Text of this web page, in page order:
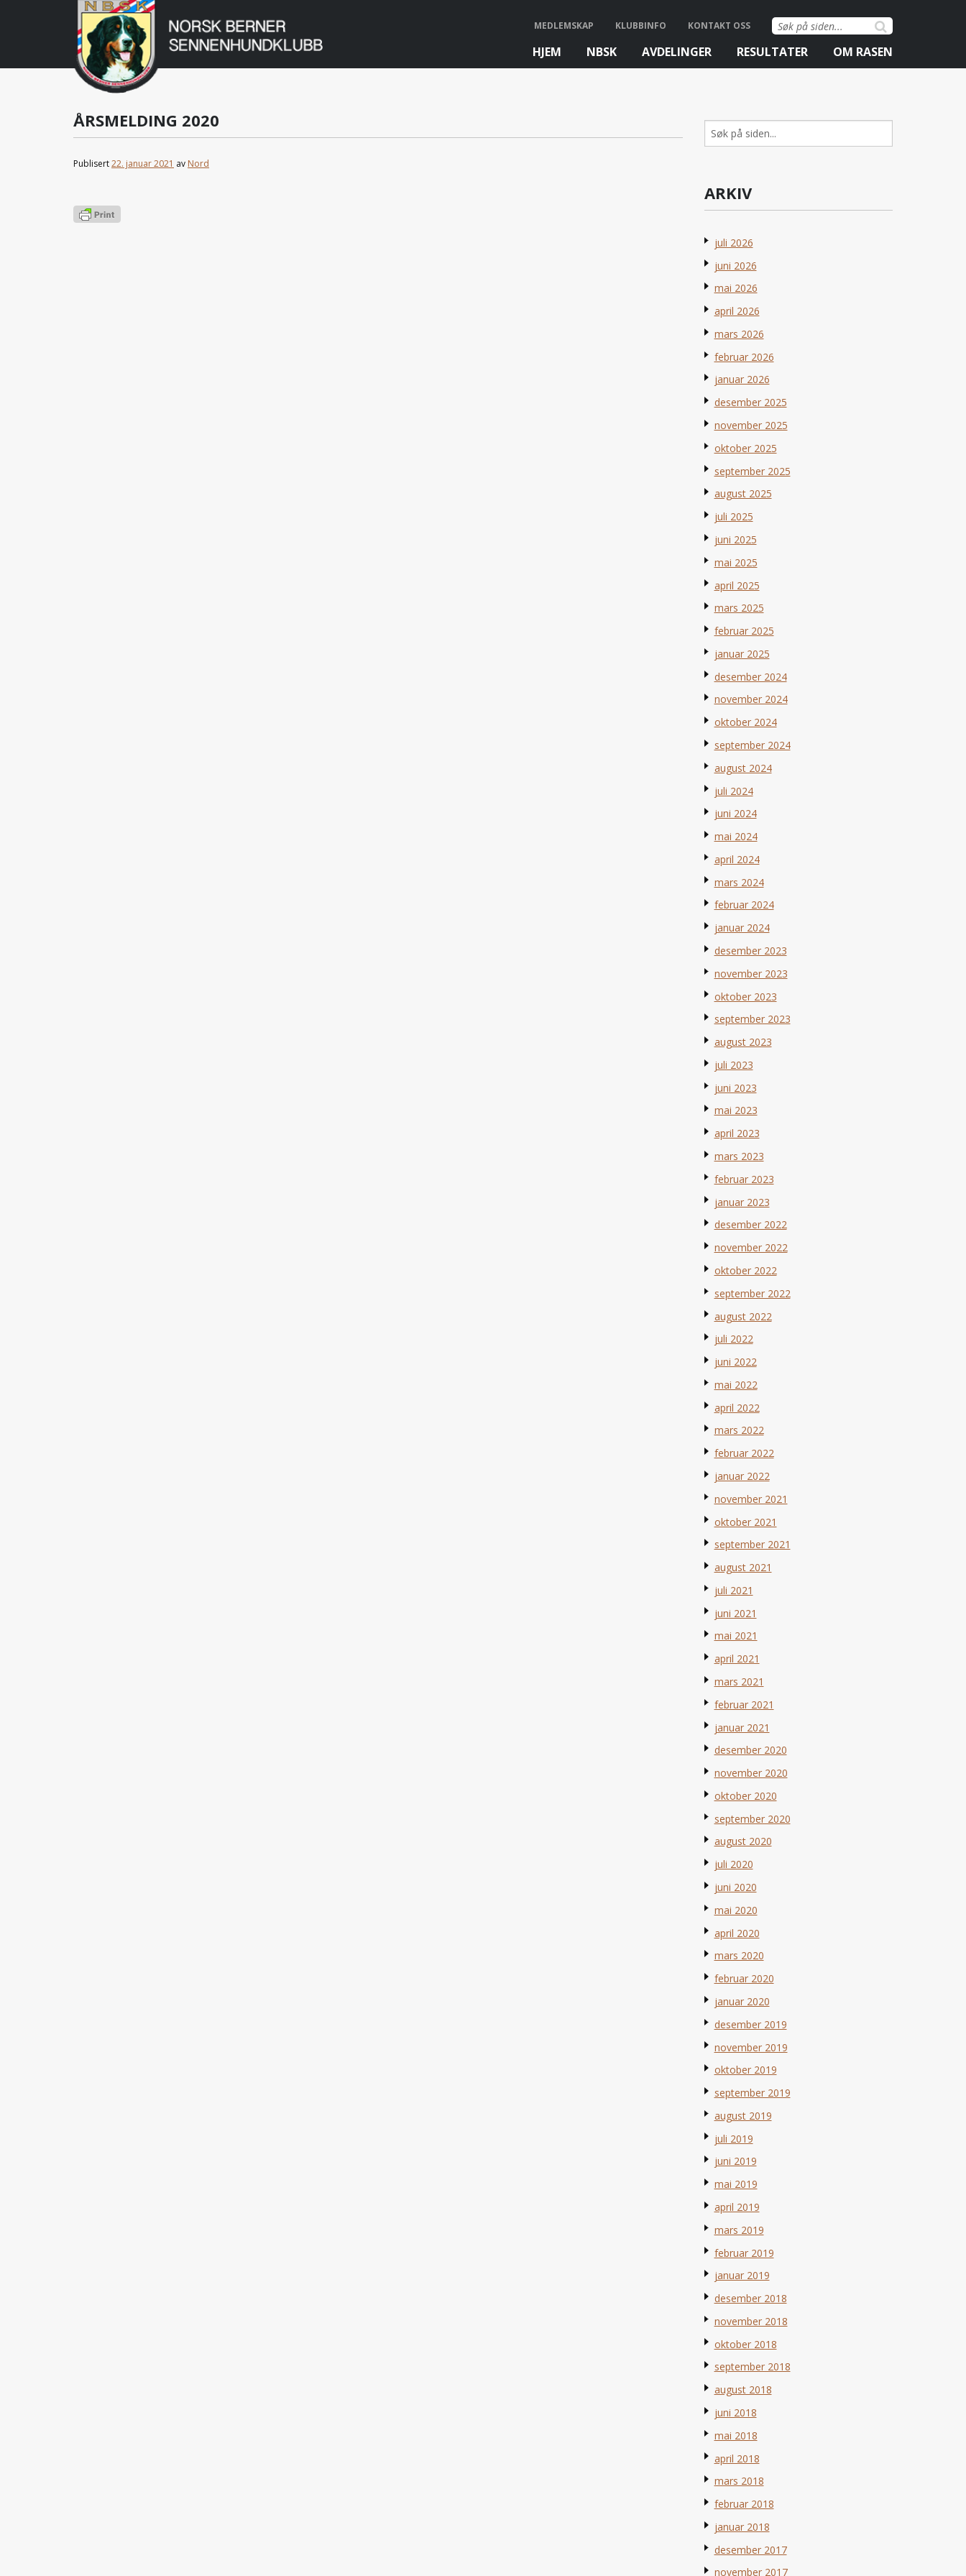
Norsk
Berner
Sennenhundklubb
Søk
etter:
MEDLEMSKAP KLUBBINFO KONTAKT OSS
HJEM NBSK AVDELINGER RESULTATER OM RASEN
ÅRSMELDING 2020
Publisert22. januar 2021 av Nord
Søk
etter:
ARKIV
juli 2026
juni 2026
mai 2026
april 2026
mars 2026
februar 2026
januar 2026
desember 2025
november 2025
oktober 2025
september 2025
august 2025
juli 2025
juni 2025
mai 2025
april 2025
mars 2025
februar 2025
januar 2025
desember 2024
november 2024
oktober 2024
september 2024
august 2024
juli 2024
juni 2024
mai 2024
april 2024
mars 2024
februar 2024
januar 2024
desember 2023
november 2023
oktober 2023
september 2023
august 2023
juli 2023
juni 2023
mai 2023
april 2023
mars 2023
februar 2023
januar 2023
desember 2022
november 2022
oktober 2022
september 2022
august 2022
juli 2022
juni 2022
mai 2022
april 2022
mars 2022
februar 2022
januar 2022
november 2021
oktober 2021
september 2021
august 2021
juli 2021
juni 2021
mai 2021
april 2021
mars 2021
februar 2021
januar 2021
desember 2020
november 2020
oktober 2020
september 2020
august 2020
juli 2020
juni 2020
mai 2020
april 2020
mars 2020
februar 2020
januar 2020
desember 2019
november 2019
oktober 2019
september 2019
august 2019
juli 2019
juni 2019
mai 2019
april 2019
mars 2019
februar 2019
januar 2019
desember 2018
november 2018
oktober 2018
september 2018
august 2018
juni 2018
mai 2018
april 2018
mars 2018
februar 2018
januar 2018
desember 2017
november 2017